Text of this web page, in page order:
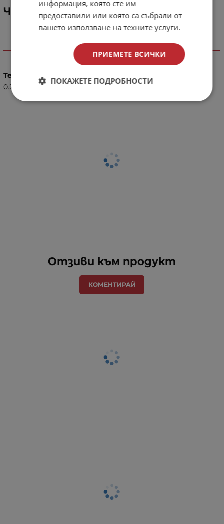
Чашка за наргиле Oblako M - basic
Характеристики
Тегло (кг.)
0.23
Отзиви към продукт
КОМЕНТИРАЙ
информация, която сте им
предоставили или която са събрали от
вашето използване на техните услуги.
ПРИЕМЕТЕ ВСИЧКИ
ПОКАЖЕТЕ ПОДРОБНОСТИ